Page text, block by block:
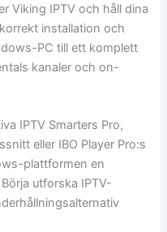
Viking IPTV och håll dina
installation och
PC till ett komplett
kanaler och on-
IPTV Smarters Pro,
eller IBO Player Pro:s
plattformen en
utforska IPTV-